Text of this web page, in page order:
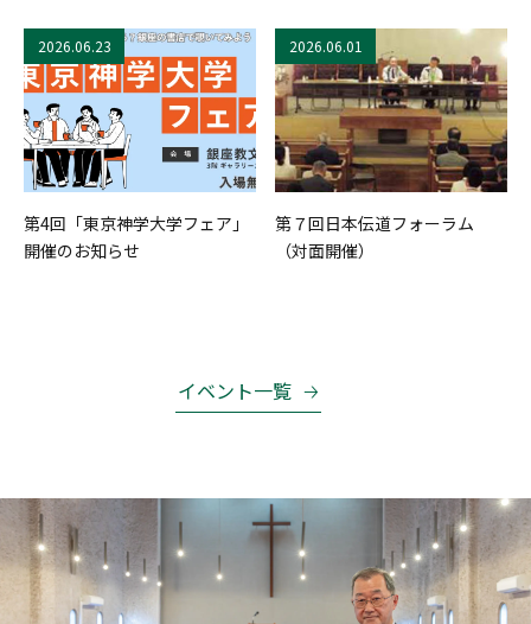
2026.06.23
第4回「東京神学大学フェア」
開催のお知らせ
2026.06.01
第７回日本伝道フォーラム
（対面開催）
イベント一覧